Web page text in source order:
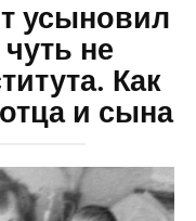
усыновил
не
Как
и сына